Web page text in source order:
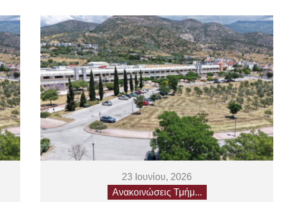
23 Ιουνίου, 2026
Ανακοινώσεις Τμήμ...